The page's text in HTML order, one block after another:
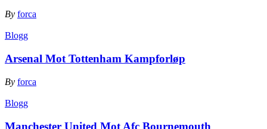
By forca
Blogg
Arsenal Mot Tottenham Kampforløp
By forca
Blogg
Manchester United Mot Afc Bournemouth